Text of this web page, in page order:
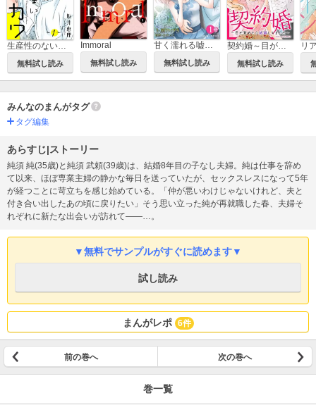
無料試し読み
Immoral
無料試し読み
甘く濡れる嘘～結婚という名の復讐～
無料試し読み 無料試し読み
みんなのまんがタグ
タグ編集
あらすじ|ストーリー
純須 純(35歳)と純須 武頼(39歳)は、結婚8年目の子なし夫婦。純は仕事を辞め
て以来、ほぼ専業主婦の静かな毎日を送っていたが、セックスレスになって5年
が経つことに苛立ちを感じ始めている。「仲が悪いわけじゃないけれど、夫と
付き合い出したあの頃に戻りたい」そう思い立った純が再就職した春、夫婦そ
れぞれに新たな出会いが訪れて――…。
▼無料でサンプルがすぐに読めます▼
試し読み
まんがレポ 6件
前の巻へ 次の巻へ
巻一覧